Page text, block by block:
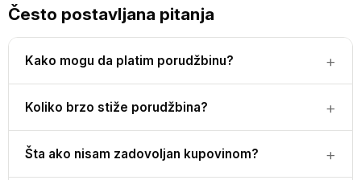
Često postavljana pitanja
Kako mogu da platim porudžbinu?
Koliko brzo stiže porudžbina?
Šta ako nisam zadovoljan kupovinom?